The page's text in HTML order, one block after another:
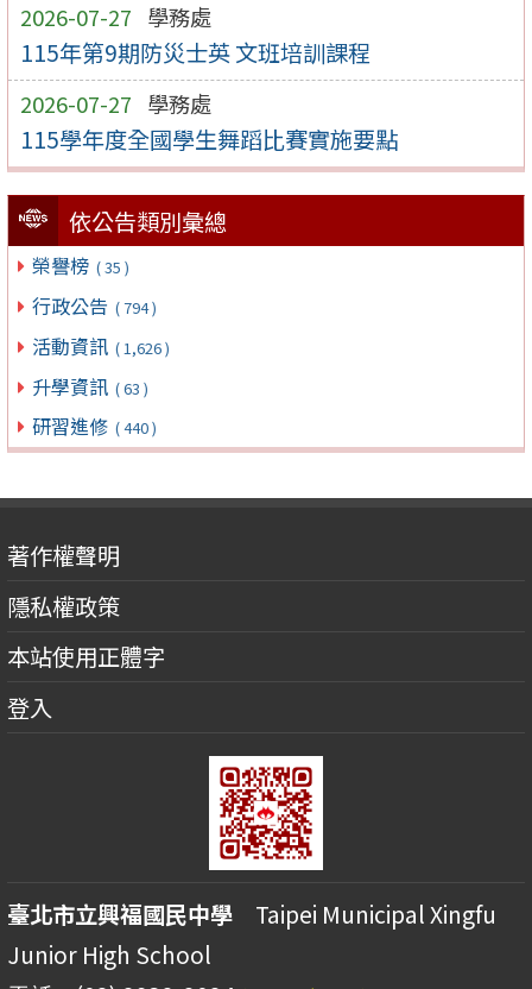
2026-07-27 學務處
115年第9期防災士英 文班培訓課程
2026-07-27 學務處
115學年度全國學生舞蹈比賽實施要點
依公告類別彙總
榮譽榜 ( 35 )
行政公告 ( 794 )
活動資訊 ( 1,626 )
升學資訊 ( 63 )
研習進修 ( 440 )
著作權聲明
隱私權政策
本站使用正體字
登入
臺北市立興福國民中學 Taipei Municipal Xingfu
Junior High School